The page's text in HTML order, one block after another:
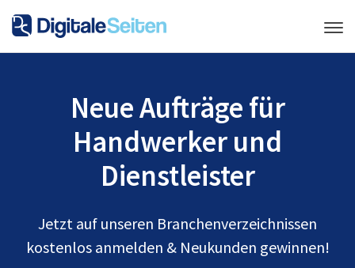
Neue Aufträge für
Handwerker und
Dienstleister
Jetzt auf unseren Branchenverzeichnissen
kostenlos anmelden & Neukunden gewinnen!